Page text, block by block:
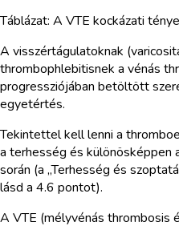
Táblázat: A VTE kockázati
A visszértágulatoknak
thrombophlebitisnek a vénás
progressziójában betöltött
egyetértés.
Tekintettel kell lenni a
a terhesség és különösképpen
során (a „Terhesség és
lásd a 4.6 pontot).
A VTE (mélyvénás thrombosis